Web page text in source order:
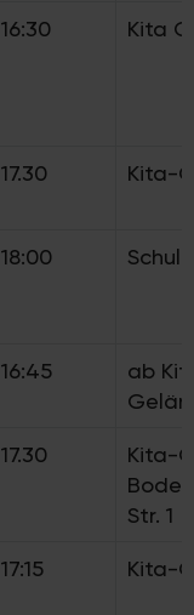
16:30 Kita
17.30 Kita-
18:00
16:45
ab
17.30
Kita-
Str. 1
17:15 Kita-